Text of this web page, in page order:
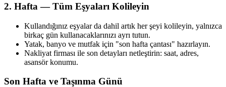
2. Hafta — Tüm Eşyaları Kolileyin
Kullandığınız eşyalar da dahil artık her şeyi kolileyin, yalnızca
birkaç gün kullanacaklarınızı ayrı tutun.
Yatak, banyo ve mutfak için "son hafta çantası" hazırlayın.
Nakliyat firması ile son detayları netleştirin: saat, adres,
asansör konumu.
Son Hafta ve Taşınma Günü